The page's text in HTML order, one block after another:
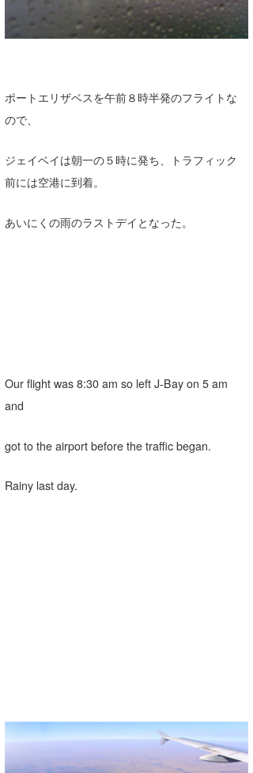
ポートエリザベスを午前８時半発のフライトな
ので、
ジェイベイは朝一の５時に発ち、トラフィック
前には空港に到着。
あいにくの雨のラストデイとなった。
Our flight was 8:30 am so left J-Bay on 5 am
and
got to the airport before the traffic began.
Rainy last day.